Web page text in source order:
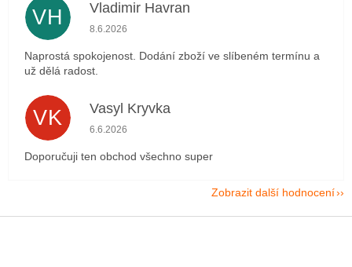
VH Vladimir Havran
Hodnocení obchodu je 5 z 5 hvězdiček.
8.6.2026
Naprostá spokojenost. Dodání zboží ve slíbeném termínu a
už dělá radost.
VK Vasyl Kryvka
Hodnocení obchodu je 5 z 5 hvězdiček.
6.6.2026
Doporučuji ten obchod všechno super
Zobrazit další hodnocení